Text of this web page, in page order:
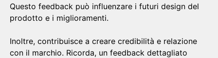
Questo feedback può influenzare i futuri design del
prodotto e i miglioramenti.
Inoltre, contribuisce a creare credibilità e relazione
con il marchio. Ricorda, un feedback dettagliato